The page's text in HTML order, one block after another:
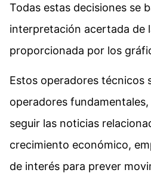
Todas estas decisiones se
interpretación acertada de
proporcionada por los
Estos operadores técnicos
operadores
seguir las noticias
crecimiento económico,
de interés para prever